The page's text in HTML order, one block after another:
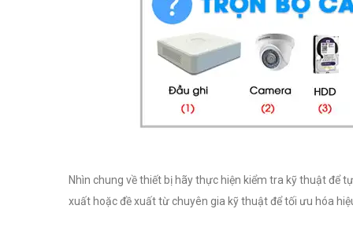
Nhìn chung về thiết bị hãy thực hiện kiểm tra kỹ thuật để
xuất hoặc đề xuất từ chuyên gia kỹ thuật để tối ưu hóa